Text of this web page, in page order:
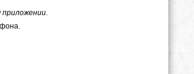
приложении.